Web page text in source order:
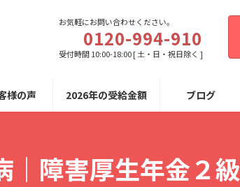
お気軽にお問い合わせください。
0120-994-910
受付時間 10:00-18:00 [ 土・日・祝日除く ]
様の声 2026年の受給金額 ブログ
｜障害厚生年金２級